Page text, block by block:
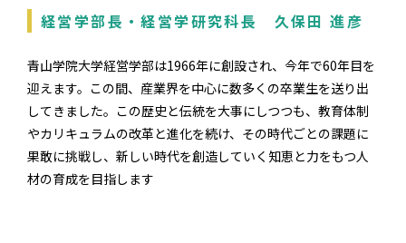
経営学部長・経営学研究科長 久保田 進彦
青山学院大学経営学部は1966年に創設され、今年で60年目を
迎えます。この間、産業界を中心に数多くの卒業生を送り出
してきました。この歴史と伝統を大事にしつつも、教育体制
やカリキュラムの改革と進化を続け、その時代ごとの課題に
果敢に挑戦し、新しい時代を創造していく知恵と力をもつ人
材の育成を目指します